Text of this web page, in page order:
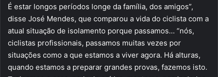
É estar longos períodos longe da família, dos amigos”,
disse José Mendes, que comparou a vida do ciclista com a
atual situação de isolamento porque passamos… “nós,
ciclistas profissionais, passamos muitas vezes por
situações como a que estamos a viver agora. Há alturas,
quando estamos a preparar grandes provas, fazemos isto.